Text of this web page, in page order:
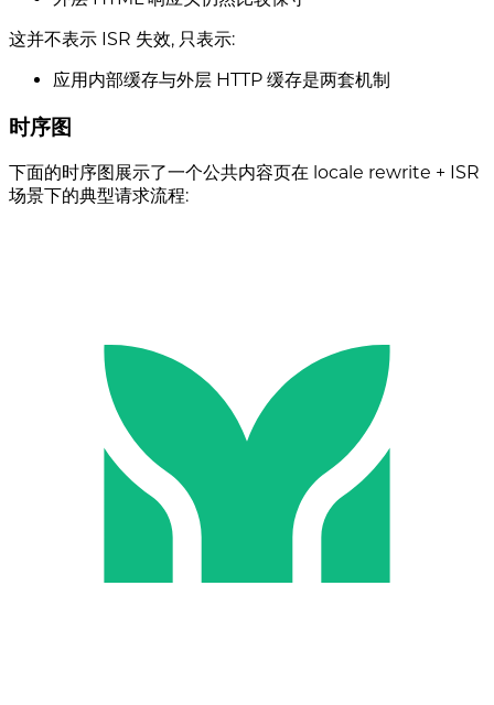
这并不表示 ISR 失效, 只表示:
应用内部缓存与外层 HTTP 缓存是两套机制
时序图
下面的时序图展示了一个公共内容页在 locale rewrite + ISR
场景下的典型请求流程: